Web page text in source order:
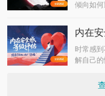
倾向如何
内在
时常感
解自己的